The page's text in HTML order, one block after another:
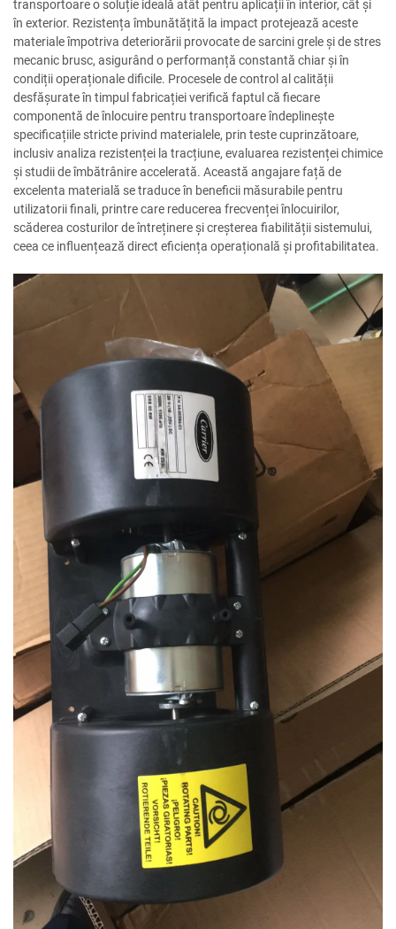
transportoare o soluție ideală atât pentru aplicații în interior, cât și
în exterior. Rezistența îmbunătățită la impact protejează aceste
materiale împotriva deteriorării provocate de sarcini grele și de stres
mecanic brusc, asigurând o performanță constantă chiar și în
condiții operaționale dificile. Procesele de control al calității
desfășurate în timpul fabricației verifică faptul că fiecare
componentă de înlocuire pentru transportoare îndeplinește
specificațiile stricte privind materialele, prin teste cuprinzătoare,
inclusiv analiza rezistenței la tracțiune, evaluarea rezistenței chimice
și studii de îmbătrânire accelerată. Această angajare față de
excelenta materială se traduce în beneficii măsurabile pentru
utilizatorii finali, printre care reducerea frecvenței înlocuirilor,
scăderea costurilor de întreținere și creșterea fiabilității sistemului,
ceea ce influențează direct eficiența operațională și profitabilitatea.